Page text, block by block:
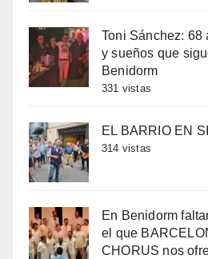
Toni Sánchez: 68
y sueños que
Benidorm
331 vistas
EL BARRIO EN
314 vistas
En Benidorm
el que
CHORUS nos